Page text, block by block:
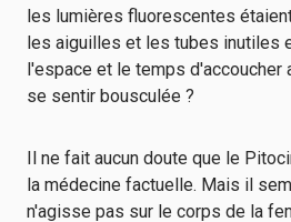
les lumières fluorescentes
les aiguilles et les tubes inutiles
l'espace et le temps d'accoucher
se sentir bousculée ?
Il ne fait aucun doute que le
la médecine factuelle. Mais il
n'agisse pas sur le corps de la